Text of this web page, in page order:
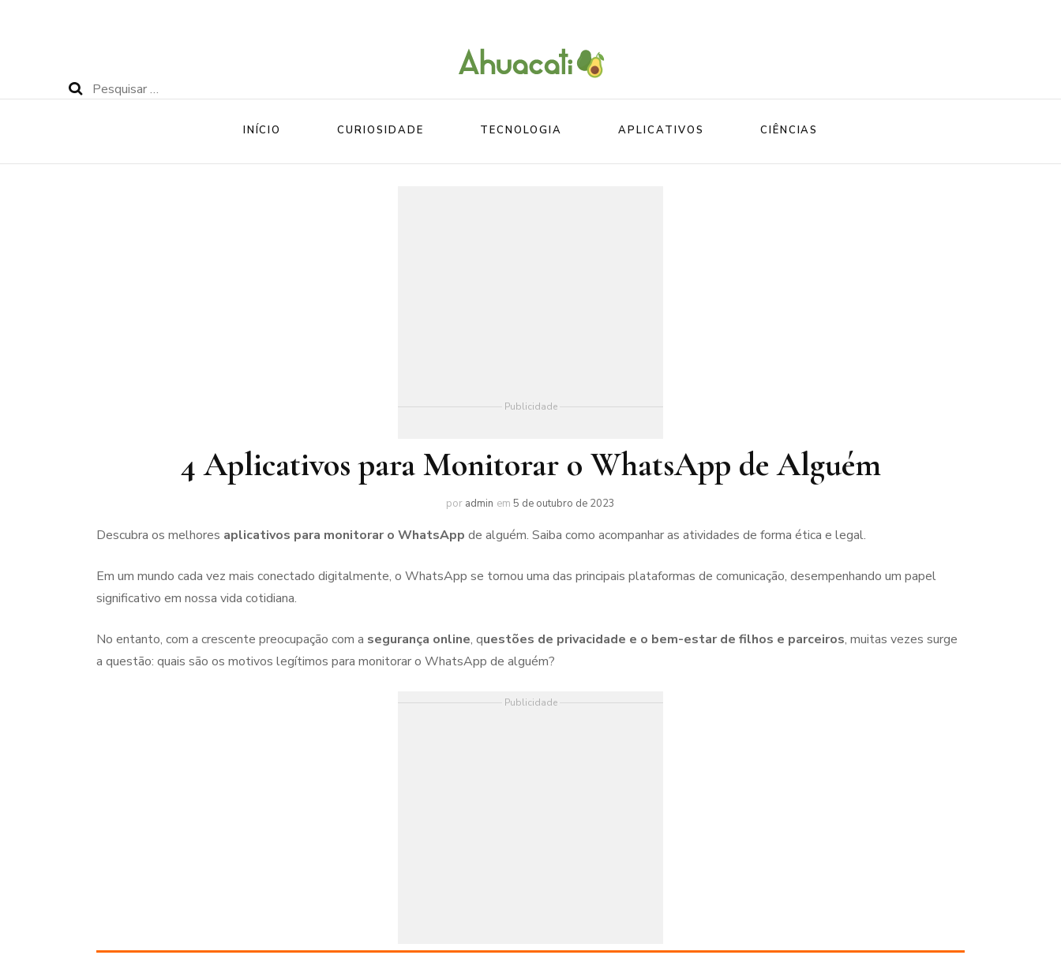
Pesquisar
Ahuacati
O melhor da Internet em um só lugar
INÍCIO CURIOSIDADE TECNOLOGIA APLICATIVOS CIÊNCIAS
Publicidade
4 Aplicativos para Monitorar o WhatsApp de Alguém
por admin em 5 de outubro de 2023
Descubra os melhores aplicativos para monitorar o WhatsApp de alguém. Saiba como acompanhar as atividades de forma ética e legal.
Em um mundo cada vez mais conectado digitalmente, o WhatsApp se tornou uma das principais plataformas de comunicação, desempenhando um papel
significativo em nossa vida cotidiana.
No entanto, com a crescente preocupação com a segurança online, questões de privacidade e o bem-estar de filhos e parceiros, muitas vezes surge
a questão: quais são os motivos legítimos para monitorar o WhatsApp de alguém?
Publicidade